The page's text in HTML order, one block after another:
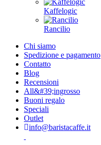
Kaffelogic
Rancilio
Chi siamo
Spedizione e pagamento
Contatto
Blog
Recensioni
All&#39;ingrosso
Buoni regalo
Speciali
Outlet
info@baristacaffe.it